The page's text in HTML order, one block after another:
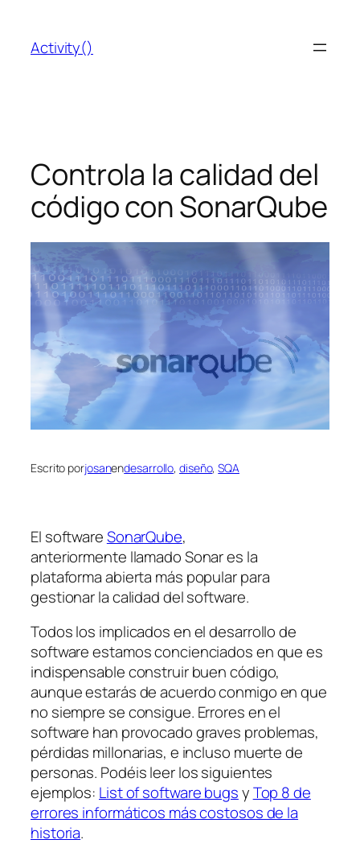
contenido
Activity()
Controla la calidad del
código con SonarQube
Escrito porjosanendesarrollo, diseño, SQA
El softwareSonarQube,
anteriormente llamado Sonar es la
plataforma abierta más popular para
gestionar la calidad del software.
Todos los implicados en el desarrollo de
software estamos concienciados en que es
indispensable construir buen código,
aunque estarás de acuerdo conmigo en que
no siempre se consigue. Errores en el
software han provocado graves problemas,
pérdidas millonarias, e incluso muerte de
personas. Podéis leer los siguientes
ejemplos: List of software bugsyTop 8 de
errores informáticos más costosos de la
historia.